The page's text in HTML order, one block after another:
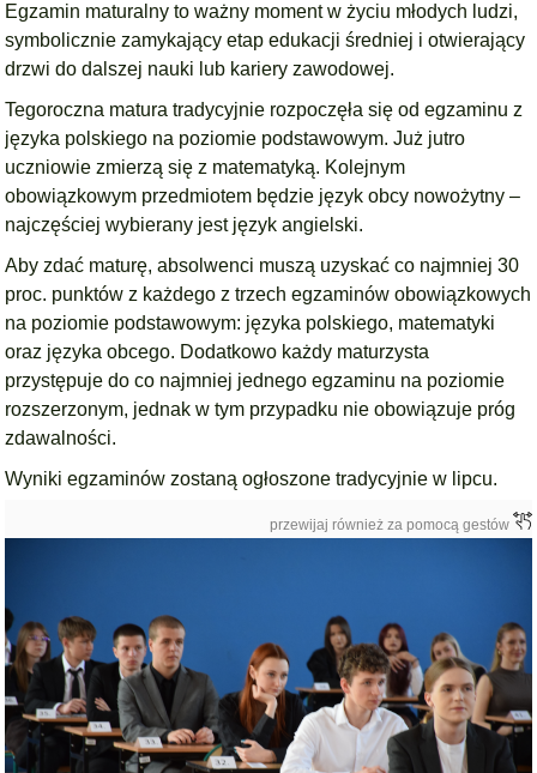
Egzamin maturalny to ważny moment w życiu młodych ludzi,
symbolicznie zamykający etap edukacji średniej i otwierający
drzwi do dalszej nauki lub kariery zawodowej.
Tegoroczna matura tradycyjnie rozpoczęła się od egzaminu z
języka polskiego na poziomie podstawowym. Już jutro
uczniowie zmierzą się z matematyką. Kolejnym
obowiązkowym przedmiotem będzie język obcy nowożytny –
najczęściej wybierany jest język angielski.
Aby zdać maturę, absolwenci muszą uzyskać co najmniej 30
proc. punktów z każdego z trzech egzaminów obowiązkowych
na poziomie podstawowym: języka polskiego, matematyki
oraz języka obcego. Dodatkowo każdy maturzysta
przystępuje do co najmniej jednego egzaminu na poziomie
rozszerzonym, jednak w tym przypadku nie obowiązuje próg
zdawalności.
Wyniki egzaminów zostaną ogłoszone tradycyjnie w lipcu.
przewijaj również za pomocą gestów